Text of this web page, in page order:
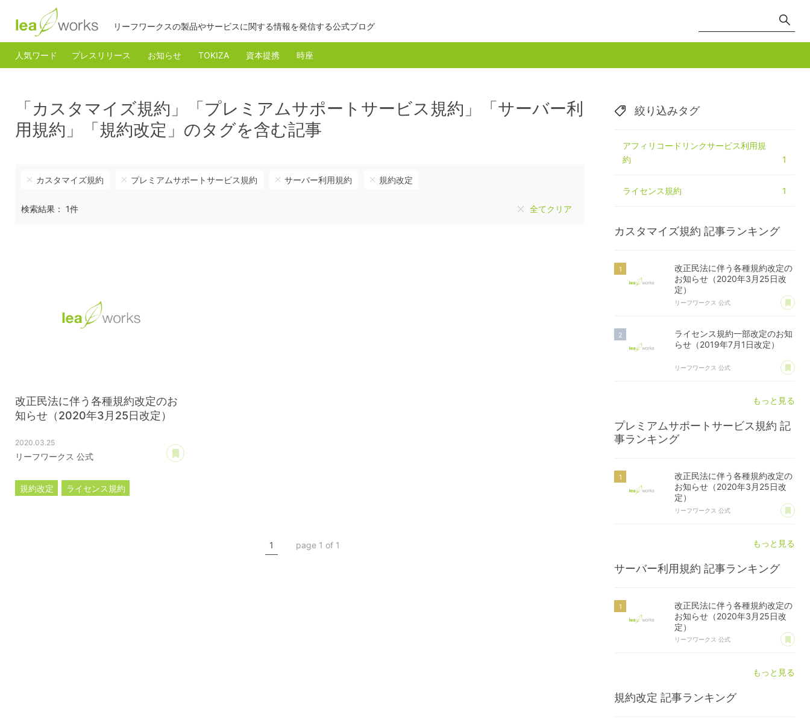
リーフワークスの製品やサービスに関する情報を発信する公式ブログ
人気ワード プレスリリース お知らせ TOKIZA 資本提携 時座
「カスタマイズ規約」「プレミアムサポートサービス規約」「サーバー利
用規約」「規約改定」のタグを含む記事
カスタマイズ規約 プレミアムサポートサービス規約 サーバー利用規約 規約改定
検索結果： 1件 全てクリア
改正民法に伴う各種規約改定のお
知らせ（2020年3月25日改定）
2020.03.25
リーフワークス 公式
規約改定
ライセンス規約
1 page 1 of 1
絞り込みタグ
アフィリコードリンクサービス利用規
約
1
ライセンス規約 1
カスタマイズ規約 記事ランキング
改正民法に伴う各種規約改定の
お知らせ（2020年3月25日改
定）
リーフワークス 公式 あ
ライセンス規約一部改定のお知
らせ（2019年7月1日改定）
リーフワークス 公式 あ
もっと見る
プレミアムサポートサービス規約 記
事ランキング
改正民法に伴う各種規約改定の
お知らせ（2020年3月25日改
定）
リーフワークス 公式 あ
もっと見る
サーバー利用規約 記事ランキング
改正民法に伴う各種規約改定の
お知らせ（2020年3月25日改
定）
リーフワークス 公式 あ
もっと見る
規約改定 記事ランキング